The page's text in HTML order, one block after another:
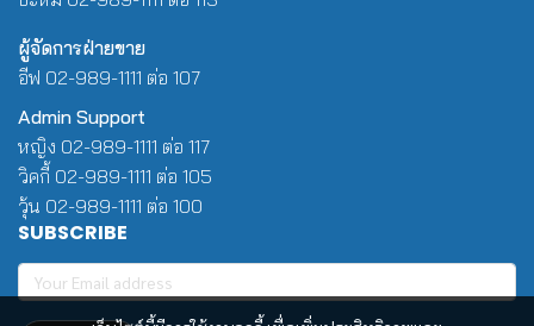
ผู้จัดการฝ่ายขาย
อีฟ 02-989-1111 ต่อ 107
Admin Support
หญิง 02-989-1111 ต่อ 117
วิคกี้ 02-989-1111 ต่อ 105
วุ้น 02-989-1111 ต่อ 100
SUBSCRIBE